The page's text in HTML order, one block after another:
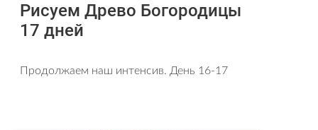
Рисуем Древо Богородицы
17 дней
Продолжаем наш интенсив. День 16-17